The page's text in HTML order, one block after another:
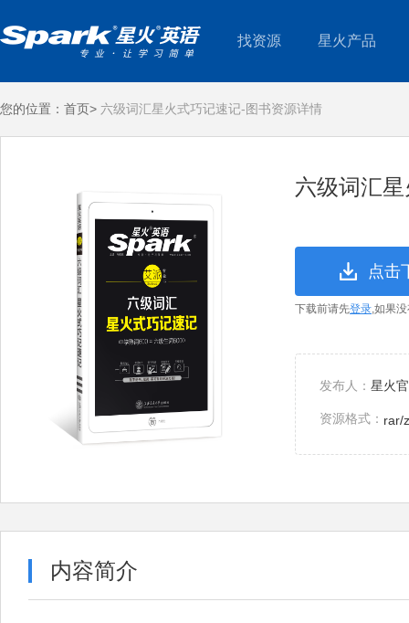
找资源 星火产品
您的位置： 首页> 六级词汇星火式巧记速记-图书资源详情
六级词汇
点击
下载前请先登录,如果
发布人： 星火
资源格式： rar/
内容简介